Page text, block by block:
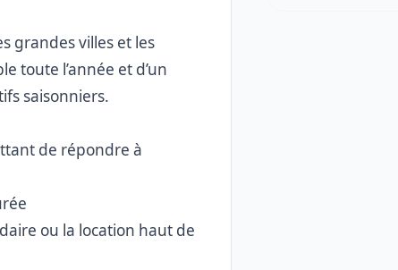
grandes villes et les
toute l’année et d’un
saisonniers.
de répondre à
ou la location haut de